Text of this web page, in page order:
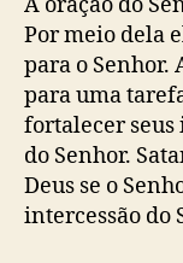
Por meio dela
para o Senhor.
para uma
fortalecer
do Senhor.
Deus se o
intercessão do